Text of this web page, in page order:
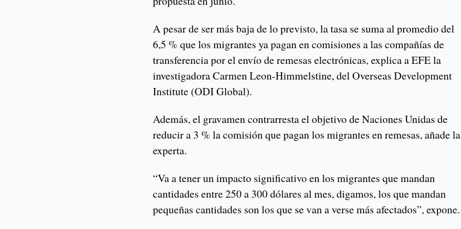
A pesar de ser más baja de lo previsto, la tasa se suma al promedio del
6,5 % que los migrantes ya pagan en comisiones a las compañías de
transferencia por el envío de remesas electrónicas, explica a EFE la
investigadora Carmen Leon-Himmelstine, del Overseas Development
Institute (ODI Global).
Además, el gravamen contrarresta el objetivo de Naciones Unidas de
reducir a 3 % la comisión que pagan los migrantes en remesas, añade la
experta.
“Va a tener un impacto significativo en los migrantes que mandan
cantidades entre 250 a 300 dólares al mes, digamos, los que mandan
pequeñas cantidades son los que se van a verse más afectados”, expone.